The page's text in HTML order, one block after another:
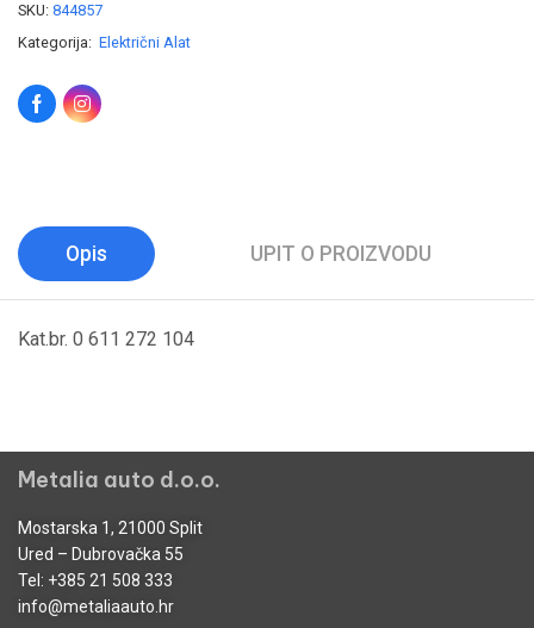
SKU: 844857
Kategorija: Električni Alat
Opis UPIT O PROIZVODU
Kat.br. 0 611 272 104
Metalia auto d.o.o.
Mostarska 1, 21000 Split
Ured – Dubrovačka 55
Tel: +385 21 508 333
info@metaliaauto.hr